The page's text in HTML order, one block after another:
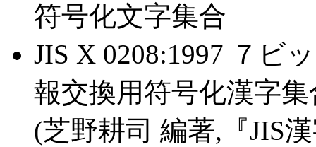
符号化文字集合
JIS X 0208:1997 ７ビ
報交換用符号化漢字集
(芝野耕司 編著,『JIS